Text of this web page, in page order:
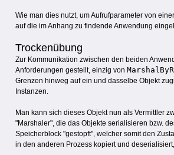
Wie man dies nutzt, um Aufrufparameter von
auf die im Anhang zu findende Anwendung
Trockenübung
Zur Kommunikation zwischen den beiden
Anforderungen gestellt, einzig von
Grenzen hinweg auf ein und dasselbe Objekt
Instanzen.
Man kann sich dieses Objekt nun als Vermittler
"Marshaler", die das Objekte serialisieren bzw.
Speicherblock "gestopft", welcher somit den
in den anderen Prozess kopiert und